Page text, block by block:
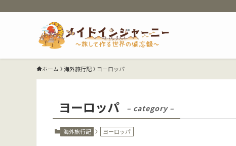
ホーム 海外旅行記 ヨーロッパ
ヨーロッパ – category –
海外旅行記 ヨーロッパ